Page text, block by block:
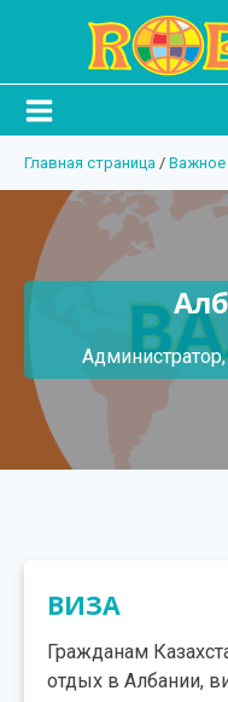
Главная страница / Важное
ВИЗА
Гражданам
отдых в Албании,